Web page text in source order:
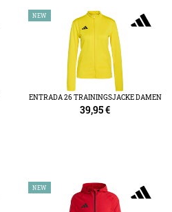
NEW
ENTRADA 26 TRAININGSJACKE DAMEN
39,95€
NEW